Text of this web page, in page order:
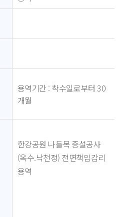
용역기간 : 착수일로부터 30
개월
한강공원 나들목 증설공사
(옥수.낙천정) 전면책임감리
용역